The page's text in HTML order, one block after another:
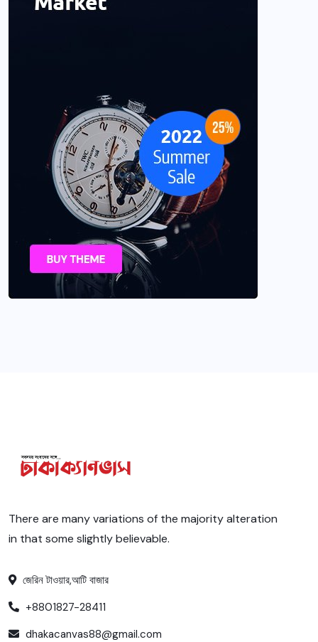
There are many variations of the majority alteration
in that some slightly believable.
জেরিন টাওয়ার,আটি বাজার
+8801827-28411
dhakacanvas88@gmail.com